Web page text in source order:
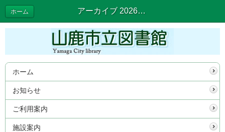
アーカイブ 2026年01月 | 図書館だより
ホーム
ホーム
お知らせ
ご利用案内
施設案内